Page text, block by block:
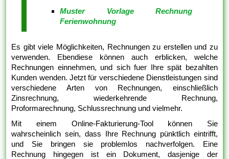
Muster Vorlage Rechnung
Ferienwohnung
Es gibt viele Möglichkeiten, Rechnungen zu erstellen und zu
verwenden. Ebendiese können auch erblicken, welche
Rechnungen einnehmen, und sich fuer Ihre spät bezahlten
Kunden wenden. Jetzt für verschiedene Dienstleistungen sind
verschiedene Arten von Rechnungen, einschließlich
Zinsrechnung, wiederkehrende Rechnung,
Proformarechnung, Schlussrechnung und vielmehr.
Mit einem Online-Fakturierung-Tool können Sie
wahrscheinlich sein, dass Ihre Rechnung pünktlich eintrifft,
und Sie bringen sie problemlos nachverfolgen. Eine
Rechnung hingegen ist ein Dokument, dasjenige der